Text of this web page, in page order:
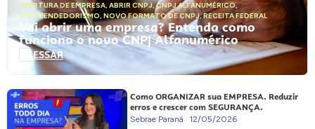
ABERTURA DE EMPRESA, ABRIR CNPJ,CNPJ ALFANUMÉRICO,
EMPREENDEDORISMO, NOVO FORMATO DE CNPJ,RECEITA FEDERAL
Vai abrir uma empresa? Entenda como
funciona o novo CNPJ Alfanumérico
ACESSAR
Como ORGANIZAR sua EMPRESA. Reduzir
erros e crescer com SEGURANÇA.
Sebrae Paraná 12/05/2026